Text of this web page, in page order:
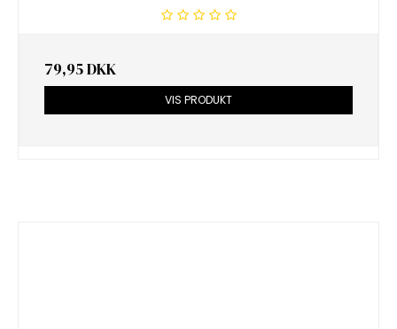
79,95 DKK
VIS PRODUKT